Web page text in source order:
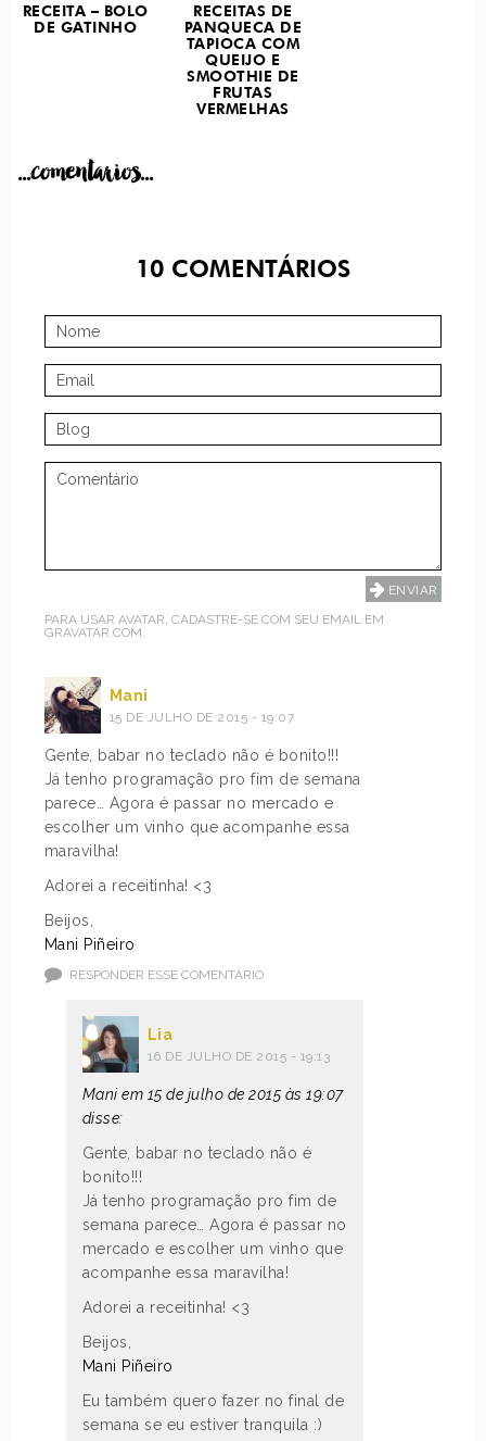
RECEITA – BOLO
DE GATINHO
RECEITAS DE
PANQUECA DE
TAPIOCA COM
QUEIJO E
SMOOTHIE DE
FRUTAS
VERMELHAS
...comentarios...
10 COMENTÁRIOS
PARA USAR AVATAR, CADASTRE-SE COM SEU EMAIL EM
GRAVATAR.COM
Mani
15 DE JULHO DE 2015 - 19:07
Gente, babar no teclado não é bonito!!!
Já tenho programação pro fim de semana
parece… Agora é passar no mercado e
escolher um vinho que acompanhe essa
maravilha!
Adorei a receitinha! <3
Beijos,
Mani Piñeiro
RESPONDER ESSE COMENTÁRIO
Lia
16 DE JULHO DE 2015 - 19:13
Mani em 15 de julho de 2015 às 19:07
disse:
Gente, babar no teclado não é
bonito!!!
Já tenho programação pro fim de
semana parece… Agora é passar no
mercado e escolher um vinho que
acompanhe essa maravilha!
Adorei a receitinha! <3
Beijos,
Mani Piñeiro
Eu também quero fazer no final de
semana se eu estiver tranquila :)